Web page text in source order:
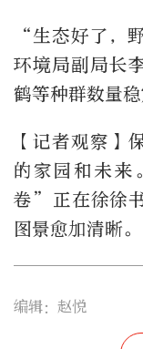
“生态好了，
环境局副局长
鹤等种群数量稳
【记者观察】
的家园和未
卷”正在徐徐
图景愈加清晰。
编辑：赵悦